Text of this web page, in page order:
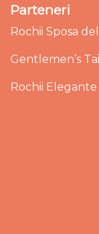
Parteneri
Rochii Sposa
Gentlemen’s
Rochii Elegante